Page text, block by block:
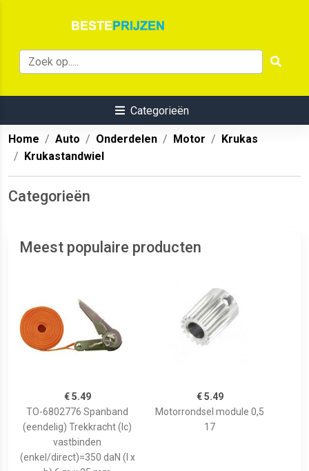
Categorieën
Home Auto Onderdelen Motor
Krukas
Krukastandwiel
Categorieën
Meest populaire producten
€ 5.49
TO-6802776 Spanband
(eendelig) Trekkracht (lc)
vastbinden
(enkel/direct)=350 daN (l x
€ 5.49
Motorrondsel module 0,5
17